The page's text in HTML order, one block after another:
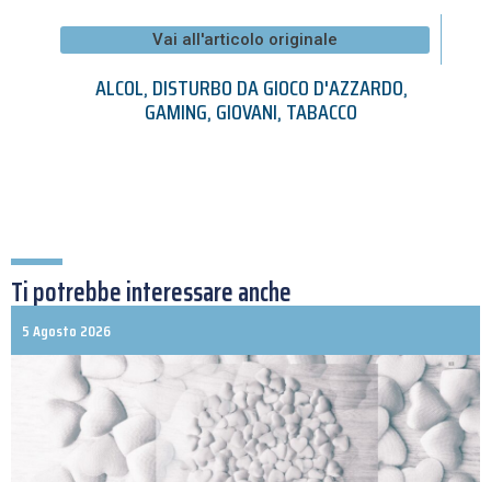
Vai all'articolo originale
ALCOL,DISTURBO DA GIOCO D'AZZARDO,
GAMING,GIOVANI,TABACCO
Ti potrebbe interessare anche
5 Agosto 2026